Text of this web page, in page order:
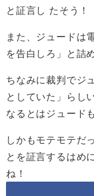
と証言し たそう！
また、ジュードは
を告白しろ」と詰
ちなみに裁判でジ
としていた」らし
なるとはジュード
しかもモテモテだ
とを証言するはめ
ね！